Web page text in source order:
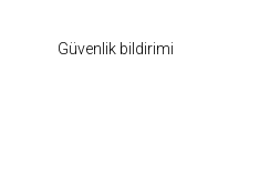
Güvenlik bildirimi